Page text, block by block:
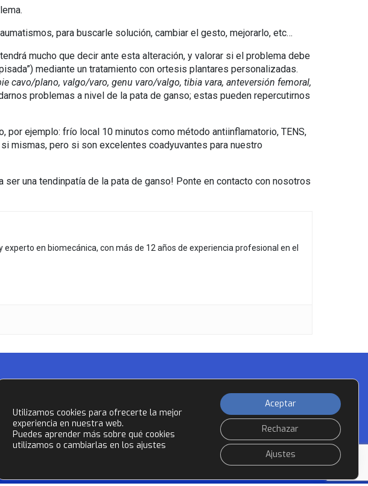
para buscarle solución, cambiar el gesto, mejorarlo, etc…
mucho que decir ante esta alteración, y valorar si el problema debe
mediante un tratamiento con ortesis plantares personalizadas.
cavo/plano, valgo/varo, genu varo/valgo, tibia vara, anteversión femoral,
problemas a nivel de la pata de ganso; estas pueden repercutirnos
ejemplo: frío local 10 minutos como método antiinflamatorio, TENS,
mismas, pero si son excelentes coadyuvantes para nuestro
una tendinpatía de la pata de ganso! Ponte en contacto con nosotros
en biomecánica, con más de 12 años de experiencia profesional en el
Facebook Instagram
Utilizamos cookies para ofrecerte la mejor
experiencia en nuestra web.
Puedes aprender más sobre qué cookies
utilizamos o cambiarlas en los ajustes
Aceptar
Rechazar
Ajustes